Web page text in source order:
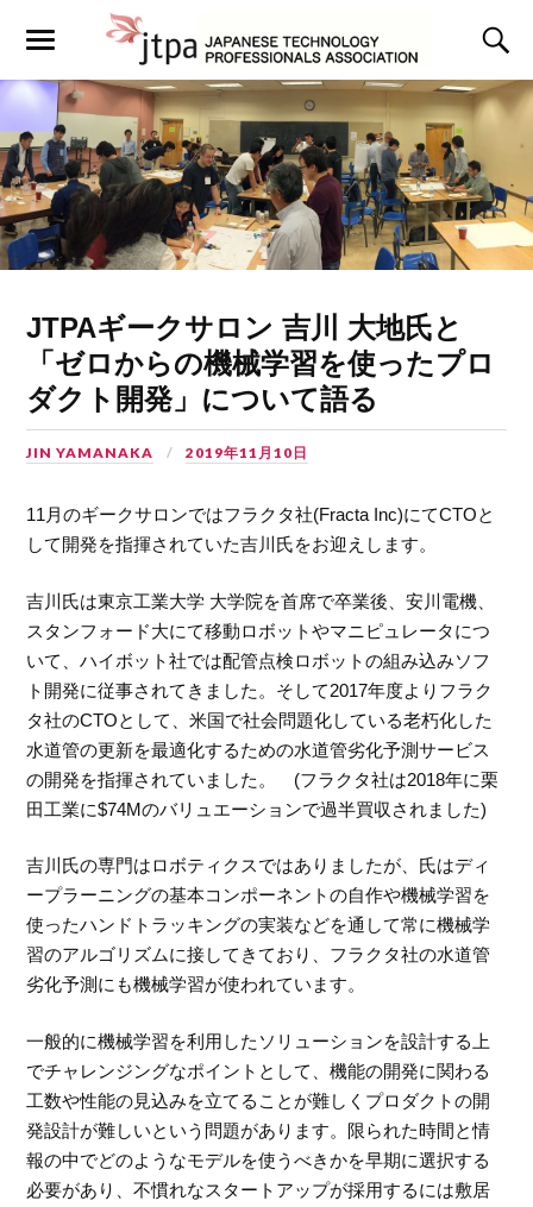
JTPAギークサロン 吉川 大地氏と
「ゼロからの機械学習を使ったプロ
ダクト開発」について語る
JIN YAMANAKA 2019年11月10日
11月のギークサロンではフラクタ社(Fracta Inc)にてCTOと
して開発を指揮されていた吉川氏をお迎えします。
吉川氏は東京工業大学 大学院を首席で卒業後、安川電機、
スタンフォード大にて移動ロボットやマニピュレータにつ
いて、ハイボット社では配管点検ロボットの組み込みソフ
ト開発に従事されてきました。そして2017年度よりフラク
タ社のCTOとして、米国で社会問題化している老朽化した
水道管の更新を最適化するための水道管劣化予測サービス
の開発を指揮されていました。 (フラクタ社は2018年に栗
田工業に$74Mのバリュエーションで過半買収されました)
吉川氏の専門はロボティクスではありましたが、氏はディ
ープラーニングの基本コンポーネントの自作や機械学習を
使ったハンドトラッキングの実装などを通して常に機械学
習のアルゴリズムに接してきており、フラクタ社の水道管
劣化予測にも機械学習が使われています。
一般的に機械学習を利用したソリューションを設計する上
でチャレンジングなポイントとして、機能の開発に関わる
工数や性能の見込みを立てることが難しくプロダクトの開
発設計が難しいという問題があります。限られた時間と情
報の中でどのようなモデルを使うべきかを早期に選択する
必要があり、不慣れなスタートアップが採用するには敷居